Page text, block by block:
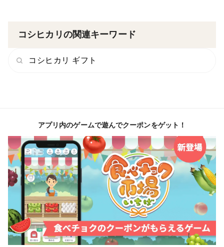
コシヒカリの関連キーワード
コシヒカリ ギフト
アプリ内のゲームで遊んでクーポンをゲット！